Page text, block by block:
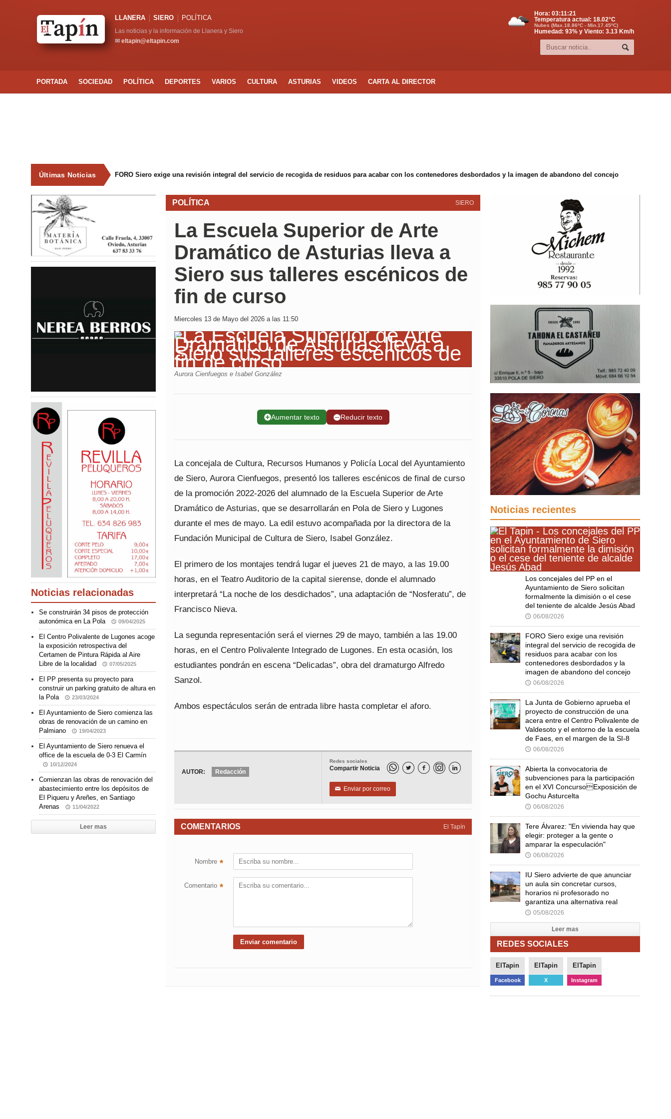
LLANERA SIERO POLÍTICA
Las noticias y la información de Llanera y Siero
✉ eltapin@eltapin.com
Hora: 03:11:21
Temperatura actual: 18.02°C
Nubes (Max.18.86ºC - Min.17.45ºC)
Humedad: 93% y Viento: 3.13 Km/h
PORTADA SOCIEDAD POLÍTICA DEPORTES VARIOS CULTURA ASTURIAS VIDEOS CARTA AL DIRECTOR
Últimas Noticias FORO Siero exige una revisión integral del servicio de recogida de residuos para acabar con los contenedores desbordados y la imagen de abandono del concejo
SIERO
POLÍTICA
La Escuela Superior de Arte
Dramático de Asturias lleva a
Siero sus talleres escénicos de
fin de curso
Miercoles 13 de Mayo del 2026 a las 11:50
Aurora Cienfuegos e Isabel González
➕Aumentar texto ➖Reducir texto
La concejala de Cultura, Recursos Humanos y Policía Local del Ayuntamiento
de Siero, Aurora Cienfuegos, presentó los talleres escénicos de final de curso
de la promoción 2022-2026 del alumnado de la Escuela Superior de Arte
Dramático de Asturias, que se desarrollarán en Pola de Siero y Lugones
durante el mes de mayo. La edil estuvo acompañada por la directora de la
Fundación Municipal de Cultura de Siero, Isabel González.
El primero de los montajes tendrá lugar el jueves 21 de mayo, a las 19.00
horas, en el Teatro Auditorio de la capital sierense, donde el alumnado
interpretará “La noche de los desdichados”, una adaptación de “Nosferatu”, de
Francisco Nieva.
La segunda representación será el viernes 29 de mayo, también a las 19.00
horas, en el Centro Polivalente Integrado de Lugones. En esta ocasión, los
estudiantes pondrán en escena “Delicadas”, obra del dramaturgo Alfredo
Sanzol.
Ambos espectáculos serán de entrada libre hasta completar el aforo.
Redes sociales
Compartir Noticia   
✉ Enviar por correo
AUTOR: Redacción
El Tapín
COMENTARIOS
Nombre *
Comentario *
Noticias relacionadas
Se construirán 34 pisos de protección
autonómica en La Pola
09/04/2025
El Centro Polivalente de Lugones acoge
la exposición retrospectiva del
Certamen de Pintura Rápida al Aire
Libre de la localidad
07/05/2025
El PP presenta su proyecto para
construir un parking gratuito de altura en
la Pola
23/03/2024
El Ayuntamiento de Siero comienza las
obras de renovación de un camino en
Palmiano
19/04/2023
El Ayuntamiento de Siero renueva el
office de la escuela de 0-3 El Carmín
10/12/2024
Comienzan las obras de renovación del
abastecimiento entre los depósitos de
El Piqueru y Areñes, en Santiago
Arenas
11/04/2022
Leer mas
Noticias recientes
Los concejales del PP en el
Ayuntamiento de Siero solicitan
formalmente la dimisión o el cese
del teniente de alcalde Jesús Abad
🕔 06/08/2026
FORO Siero exige una revisión
integral del servicio de recogida de
residuos para acabar con los
contenedores desbordados y la
imagen de abandono del concejo
🕔 06/08/2026
La Junta de Gobierno aprueba el
proyecto de construcción de una
acera entre el Centro Polivalente de
Valdesoto y el entorno de la escuela
de Faes, en el margen de la SI-8
🕔 06/08/2026
Abierta la convocatoria de
subvenciones para la participación
en el XVI ConcursoExposición de
Gochu Asturcelta
🕔 06/08/2026
Tere Álvarez: "En vivienda hay que
elegir: proteger a la gente o
amparar la especulación"
🕔 06/08/2026
IU Siero advierte de que anunciar
un aula sin concretar cursos,
horarios ni profesorado no
garantiza una alternativa real
🕔 05/08/2026
Leer mas
REDES SOCIALES
ElTapin
Facebook
ElTapin
X
ElTapin
Instagram